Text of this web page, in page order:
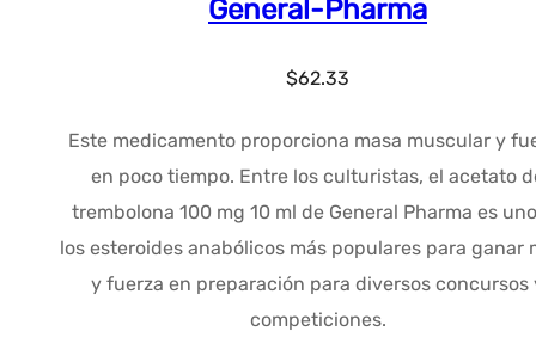
General-Pharma
$62.33
Este medicamento proporciona masa muscular y
en poco tiempo. Entre los culturistas, el acetato
trembolona 100 mg 10 ml de General Pharma es
los esteroides anabólicos más populares para ganar
y fuerza en preparación para diversos concursos
competiciones.